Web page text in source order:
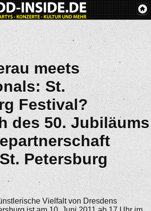
meets
St.
Festival?
des 50. Jubiläums
Petersburg
Vielfalt von Dresdens